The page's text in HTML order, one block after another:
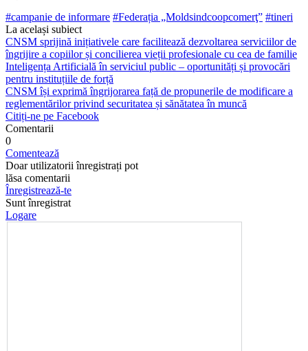
#campanie de informare #Federația „Moldsindcoopcomerţ” #tineri
La același subiect
CNSM sprijină inițiativele care facilitează dezvoltarea serviciilor de
îngrijire a copiilor și concilierea vieții profesionale cu cea de familie
Inteligența Artificială în serviciul public – oportunități și provocări
pentru instituțiile de forță
CNSM își exprimă îngrijorarea față de propunerile de modificare a
reglementărilor privind securitatea și sănătatea în muncă
Citiți-ne pe Facebook
Comentarii
0
Comentează
Doar utilizatorii înregistrați pot
lăsa comentarii
Înregistrează-te
Sunt înregistrat
Logare